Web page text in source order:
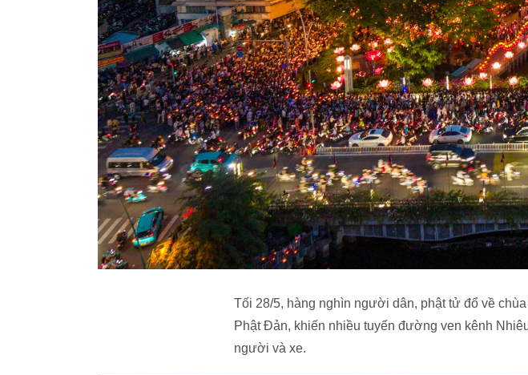
Tối 28/5, hàng nghìn người dân, phật tử đổ về
Phật Đản, khiến nhiều tuyến đường ven kênh
người và xe.